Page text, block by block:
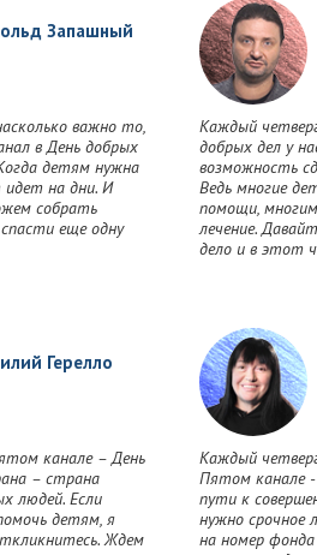
Запашный
важно то,
в День добрых
детям нужна
идет на дни. И
собрать
еще одну
Каждый
добрых дел у
возможность
Ведь многие
помощи,
лечение.
дело и в этот
Герелло
канале – День
– страна
людей. Если
детям, я
Ждем
Каждый
Пятом канале
пути к
нужно срочное
на номер